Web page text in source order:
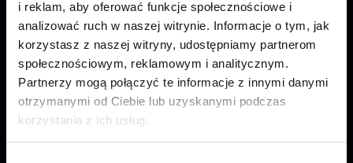
i reklam, aby oferować funkcje społecznościowe i
analizować ruch w naszej witrynie. Informacje o tym, jak
korzystasz z naszej witryny, udostępniamy partnerom
społecznościowym, reklamowym i analitycznym.
Partnerzy mogą połączyć te informacje z innymi danymi
otrzymanymi od Ciebie lub uzyskanymi podczas
korzystania z ich usług.
w Warszawie Uniwersytetu SWPS.